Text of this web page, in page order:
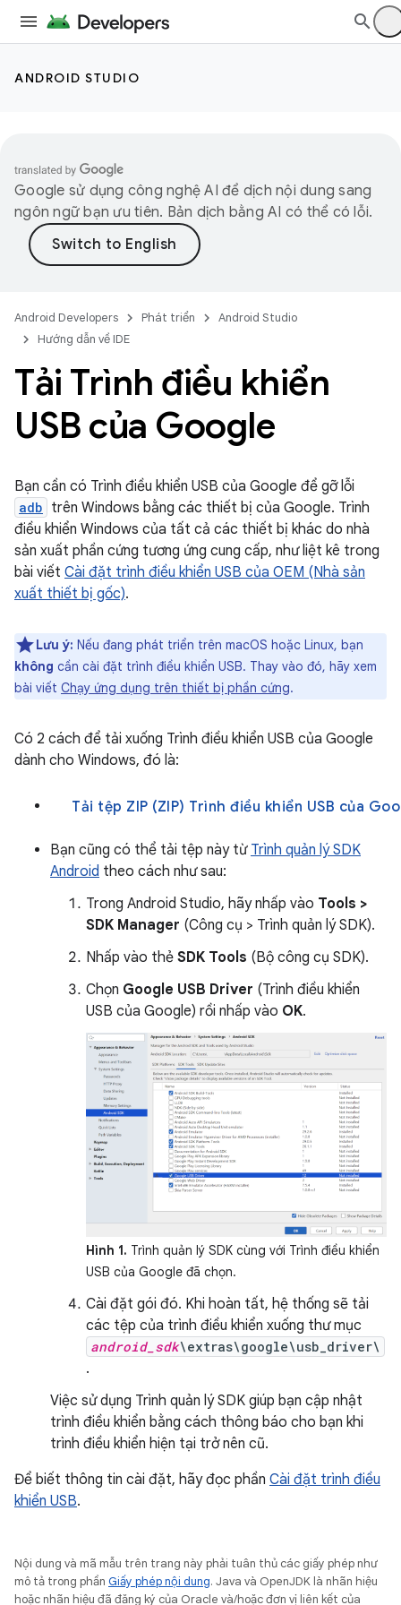
ANDROID STUDIO
Google sử dụng công nghệ AI để dịch nội dung sang
ngôn ngữ bạn ưu tiên. Bản dịch bằng AI có thể có lỗi.
Android Developers Phát triển
Android Studio
Hướng dẫn về IDE
Tải Trình điều khiển
USB của Google
Bạn cần có Trình điều khiển USB của Google để gỡ lỗi
adb trên Windows bằng các thiết bị của Google. Trình
điều khiển Windows của tất cả các thiết bị khác do nhà
sản xuất phần cứng tương ứng cung cấp, như liệt kê trong
bài viết Cài đặt trình điều khiển USB của OEM (Nhà sản
xuất thiết bị gốc).
Lưu ý: Nếu đang phát triển trên macOS hoặc Linux, bạn
không cần cài đặt trình điều khiển USB. Thay vào đó, hãy xem
bài viết Chạy ứng dụng trên thiết bị phần cứng.
Có 2 cách để tải xuống Trình điều khiển USB của Google
dành cho Windows, đó là:
Tải tệp ZIP (ZIP) Trình điều khiển USB của
Bạn cũng có thể tải tệp này từ Trình quản lý SDK
Android theo cách như sau:
Trong Android Studio, hãy nhấp vào Tools >
SDK Manager (Công cụ > Trình quản lý SDK).
Nhấp vào thẻ SDK Tools (Bộ công cụ SDK).
Chọn Google USB Driver (Trình điều khiển
USB của Google) rồi nhấp vào OK.
Hình 1. Trình quản lý SDK cùng với Trình điều khiển
USB của Google đã chọn.
Cài đặt gói đó. Khi hoàn tất, hệ thống sẽ tải
các tệp của trình điều khiển xuống thư mục
android_sdk\extras\google\usb_driver\
.
Việc sử dụng Trình quản lý SDK giúp bạn cập nhật
trình điều khiển bằng cách thông báo cho bạn khi
trình điều khiển hiện tại trở nên cũ.
Để biết thông tin cài đặt, hãy đọc phần Cài đặt trình điều
khiển USB.
Nội dung và mã mẫu trên trang này phải tuân thủ các giấy phép như
mô tả trong phần Giấy phép nội dung. Java và OpenJDK là nhãn hiệu
hoặc nhãn hiệu đã đăng ký của Oracle và/hoặc đơn vị liên kết của